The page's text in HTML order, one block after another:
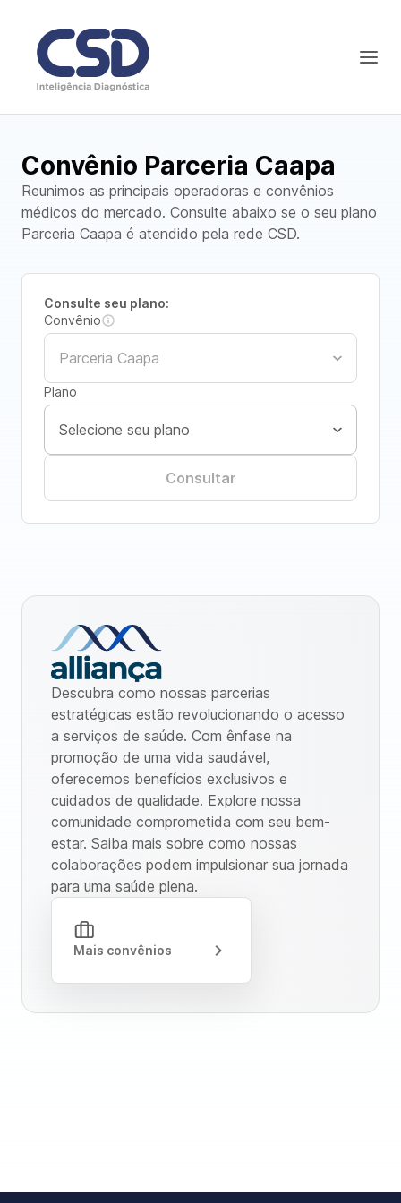
Convênio Parceria Caapa
Reunimos as principais operadoras e convênios
médicos do mercado. Consulte abaixo se o seu plano
Parceria Caapa é atendido pela rede CSD.
Consulte seu plano:
Convênio
Plano
Consultar
Descubra como nossas parcerias
estratégicas estão revolucionando o acesso
a serviços de saúde. Com ênfase na
promoção de uma vida saudável,
oferecemos benefícios exclusivos e
cuidados de qualidade. Explore nossa
comunidade comprometida com seu bem-
estar. Saiba mais sobre como nossas
colaborações podem impulsionar sua jornada
para uma saúde plena.
Mais convênios